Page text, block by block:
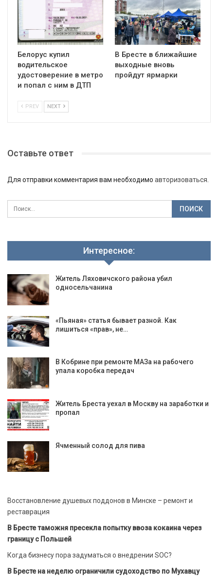
Белорус купил
водительское
удостоверение в метро
и попал с ним в ДТП
В Бресте в ближайшие
выходные вновь
пройдут ярмарки
PREV NEXT
Оставьте ответ
Для отправки комментария вам необходимо авторизоваться
Интересное:
Житель Ляховичского района убил
односельчанина
«Пьяная» статья бывает разной. Как
лишиться «прав», не…
В Кобрине при ремонте МАЗа на рабочего
упала коробка передач
Житель Бреста уехал в Москву на заработки и
пропал
Ячменный солод для пива
Восстановление душевых поддонов в Минске – ремонт и
реставрация
В Бресте таможня пресекла попытку ввоза кокаина через
границу с Польшей
Когда бизнесу пора задуматься о внедрении SOC?
В Бресте на неделю ограничили судоходство по Мухавцу